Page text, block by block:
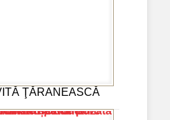
ŢĂRANEASCĂ